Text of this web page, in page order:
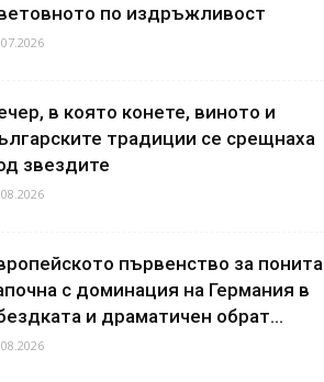
по издръжливост
в която конете, виното и
традиции се срещнаха
звездите
първенство за понита
с доминация на Германия в
и драматичен обрат...